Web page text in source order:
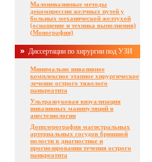
Малоинвазивные методы
декомпрессии желчных путей у
больных механической желтухой
(оснащение и техника выполнения)
(Монография)
Диссертации по хирургии под УЗИ
Минимально инвазивное
комплексное этапное хирургическое
лечение острого тяжелого
панкреатита
Ультразвуковая визуализация
инвазивных манипуляций в
анестезиологии
Допплерография магистральных
артериальных сосудов брюшной
полости в диагностике и
прогнозировании течения острого
панкреатита